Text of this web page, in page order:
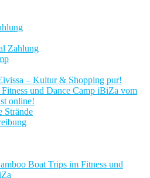
Zahlung
– Kultur & Shopping pur!
und Dance Camp iBiZa vom
online!
Strände
Boat Trips im Fitness und